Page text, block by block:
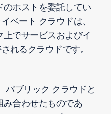
ホストを委託してい
ベート クラウドは、
でサービスおよびイ
れるクラウドです。
パブリック クラウドと
合わせたものであ